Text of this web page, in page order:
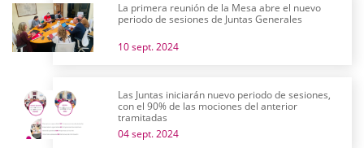
La primera reunión de la Mesa abre el nuevo
periodo de sesiones de Juntas Generales
10 sept. 2024
Las Juntas iniciarán nuevo periodo de sesiones,
con el 90% de las mociones del anterior
tramitadas
04 sept. 2024